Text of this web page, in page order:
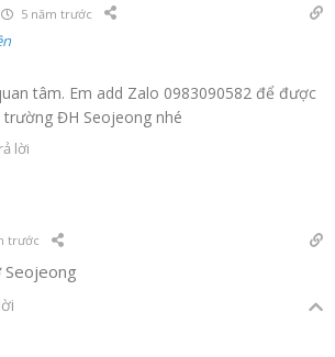
5 năm trước
tâm. Em add Zalo 0983090582 để được
ĐH Seojeong nhé
lời
trước